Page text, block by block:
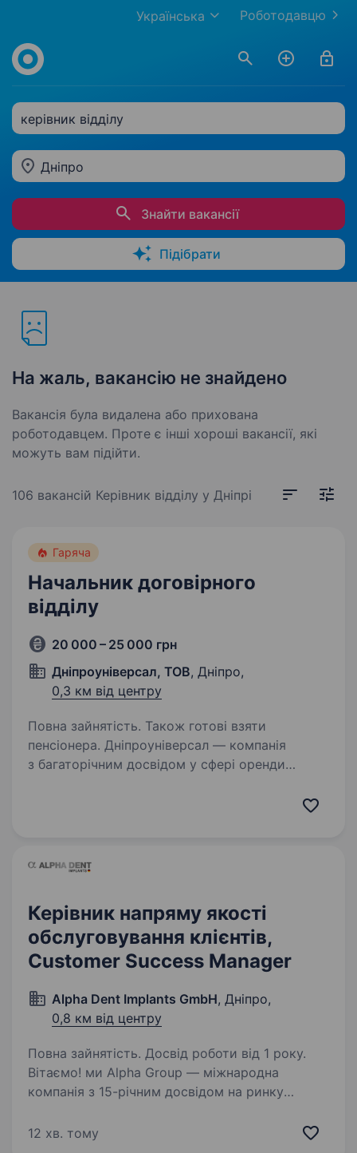
Роботодавцю
Українська
керівник відділу
Дніпро
Знайти вакансії
Підібрати
На жаль, вакансію не знайдено
Вакансія була видалена або прихована
роботодавцем. Проте є інші хороші вакансії, які
можуть вам підійти.
106 вакансій Керівник відділу у Дніпрі
Гаряча
Начальник договірного
відділу
20 000 – 25 000 грн
Дніпроуніверсал, ТОВ, Дніпро,
0,3 км від центру
Повна зайнятість. Також готові взяти
пенсіонера. Дніпроуніверсал — компанія
з багаторічним досвідом у сфері оренди
Керівник напряму якості
обслуговування клієнтів,
Customer Success Manager
Alpha Dent Implants GmbH, Дніпро,
0,8 км від центру
Повна зайнятість. Досвід роботи від 1 року.
Вітаємо! ми Alpha Group — міжнародна
компанія з 15-річним досвідом на ринку
у 30+ країнах світу та шукаємо фахівця, який
12 хв. тому